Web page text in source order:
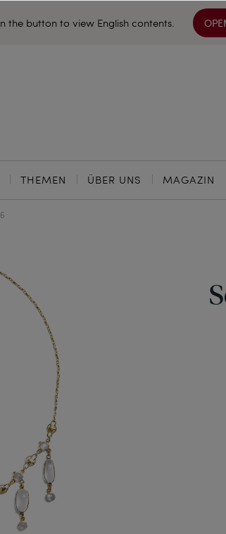
the button to view English contents.
THEMEN ÜBER UNS MAGAZIN